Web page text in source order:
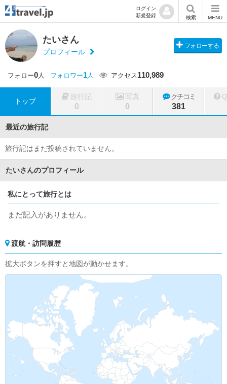
ログイン
新規登録
検索 MENU
たいさん
プロフィール
フォローする
フォロー0人 フォロワー1人 アクセス110,989
トップ
旅行記
0
写真
0
クチコミ
381
最近の旅行記
旅行記はまだ投稿されていません。
たいさんのプロフィール
私にとって旅行とは
まだ記入がありません。
渡航・訪問履歴
拡大ボタンを押すと地図が動かせます。